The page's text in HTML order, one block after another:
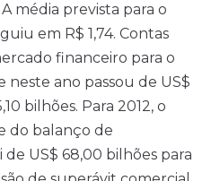
média prevista para o
em R$ 1,74. Contas
financeiro para o
ano passou de US$
bilhões. Para 2012, o
do balanço de
US$ 68,00 bilhões para